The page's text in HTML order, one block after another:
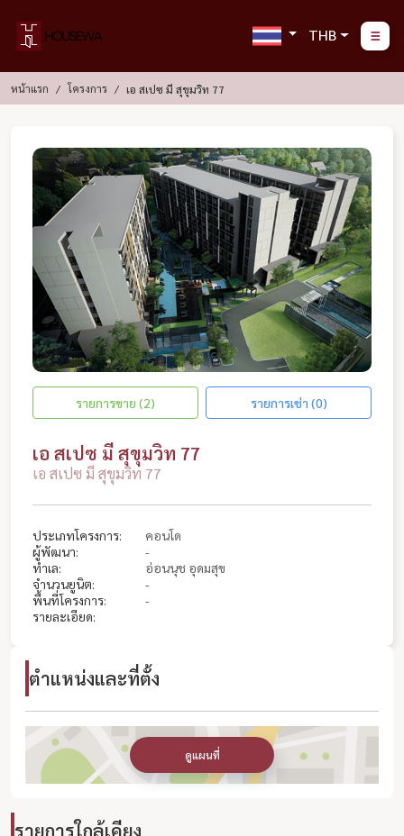
THB
หน้าแรก โครงการ เอ สเปซ มี สุขุมวิท 77
รายการขาย (2) รายการเช่า (0)
เอ สเปซ มี สุขุมวิท 77
เอ สเปซ มี สุขุมวิท 77
ประเภทโครงการ:
คอนโด
ผู้พัฒนา:
-
ทำเล:
อ่อนนุช อุดมสุข
จำนวนยูนิต:
-
พื้นที่โครงการ:
-
รายละเอียด:
ตำแหน่งและที่ตั้ง
ดูแผนที่
รายการใกล้เคียง